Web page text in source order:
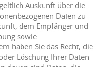
Auskunft über die
Daten zu
dem Empfänger und
sowie
haben Sie das Recht, die
Löschung Ihrer Daten